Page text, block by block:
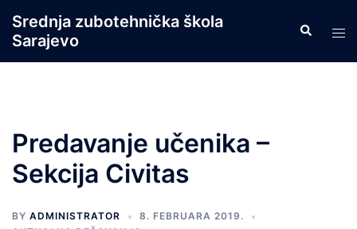
content
Srednja zubotehnička škola
Sarajevo
Search
Predavanje učenika –
Sekcija Civitas
BY ADMINISTRATOR
8. FEBRUARA 2019.